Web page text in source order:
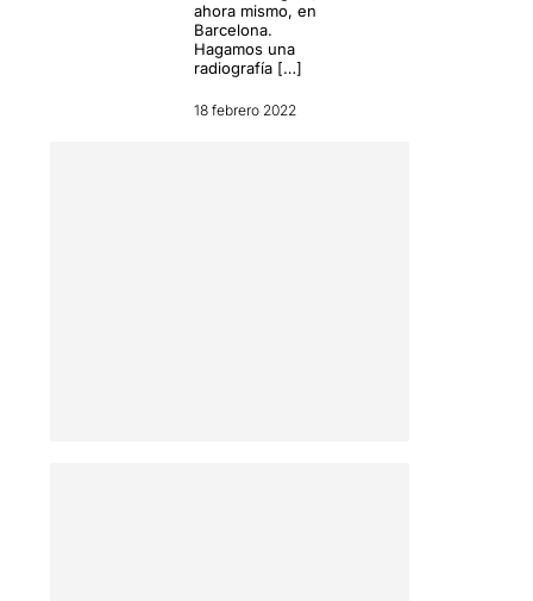
ahora mismo, en
Barcelona.
Hagamos una
radiografía […]
18 febrero 2022